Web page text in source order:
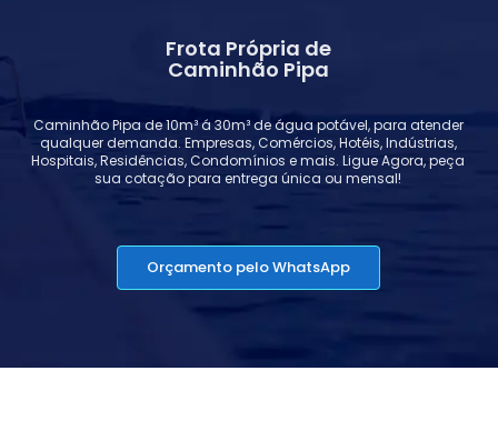
Frota Própria de
Caminhão Pipa
Caminhão Pipa de 10m³ á 30m³ de água potável, para atender
qualquer demanda. Empresas, Comércios, Hotéis, Indústrias,
Hospitais, Residências, Condomínios e mais. Ligue Agora, peça
sua cotação para entrega única ou mensal!
Orçamento pelo WhatsApp